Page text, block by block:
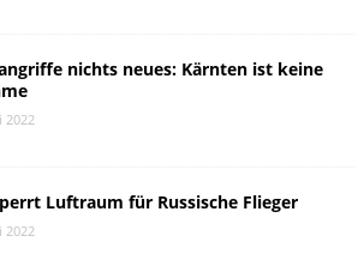
nichts neues: Kärnten ist keine
2022
Luftraum für Russische Flieger
2022